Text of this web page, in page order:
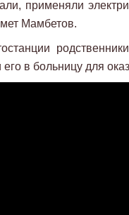
применяли
Мамбетов.
в больницу для